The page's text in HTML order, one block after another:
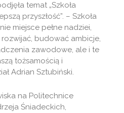
temat „Szkoła
przyszłość”. – Szkoła
miejsce pełne nadziei,
budować ambicje,
zawodowe, ale i te
tożsamością i
Adrian Sztubiński.
na Politechnice
Śniadeckich,